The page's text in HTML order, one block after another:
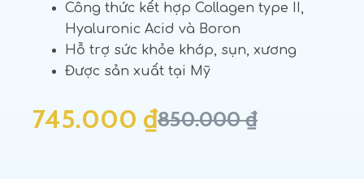
Công thức kết hợp Collagen type II,
Hyaluronic Acid và Boron
Hỗ trợ sức khỏe khớp, sụn, xương
Được sản xuất tại Mỹ
850.000₫
745.000 ₫